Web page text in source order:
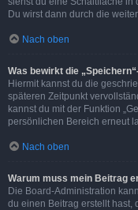
Du wirst dann durch die
Nach oben
Was bewirkt die
Hiermit kannst du die
späteren Zeitpunkt
kannst du mit der Funktion
persönlichen Bereich erneut
Nach oben
Warum muss mein Beitrag
Die Board-Administration
du einen Beitrag erstellt hast,